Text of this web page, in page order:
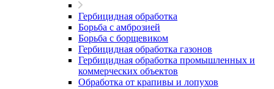
Гербицидная обработка
Борьба с амброзией
Борьба с борщевиком
Гербицидная обработка газонов
Гербицидная обработка промышленных и
коммерческих объектов
Обработка от крапивы и лопухов